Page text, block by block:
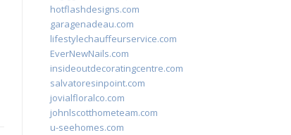
hotflashdesigns.com
garagenadeau.com
lifestylechauffeurservice.com
EverNewNails.com
insideoutdecoratingcentre.com
salvatoresinpoint.com
jovialfloralco.com
johnlscotthometeam.com
u-seehomes.com